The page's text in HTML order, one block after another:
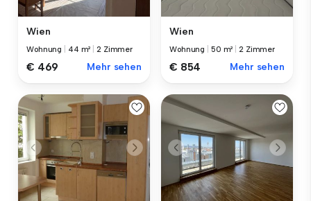
Wien
Wohnung 44 m² |2 Zimmer
€ 469 Mehr sehen
Wien
Wohnung 50 m² |2 Zimmer
€ 854 Mehr sehen